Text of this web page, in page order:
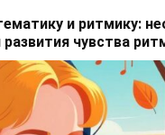
и ритмику:
чувства